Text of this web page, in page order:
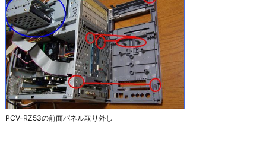
PCV-RZ53の前面パネル取り外し